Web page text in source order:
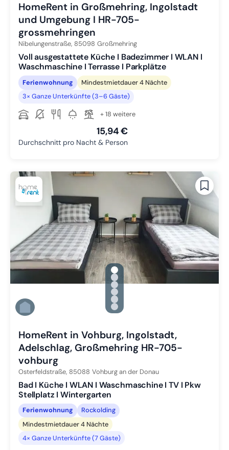
HomeRent in Großmehring, Ingolstadt
und Umgebung I HR-705-
grossmehringen
Nibelungenstraße, 85098 Großmehring
Voll ausgestattete Küche I Badezimmer I WLAN I
Waschmaschine I Terrasse I Parkplätze
Ferienwohnung
Mindestmietdauer 4 Nächte
3× Ganze Unterkünfte (3–6 Gäste)
+ 18 weitere
15,94 €
Durchschnitt pro Nacht & Person
gallery.slide_selector
Zu Slide 1 wechseln
Zu Slide 2 wechseln
Zu Slide 3 wechseln
Zu Slide 4 wechseln
Zu Slide 5 wechseln
Zu Slide 6 wechseln
HomeRent in Vohburg, Ingolstadt,
Adelschlag, Großmehring HR-705-
vohburg
Osterfeldstraße, 85088 Vohburg an der Donau
Bad I Küche I WLAN I Waschmaschine I TV I Pkw
Stellplatz I Wintergarten
Ferienwohnung
Rockolding
Mindestmietdauer 4 Nächte
4× Ganze Unterkünfte (7 Gäste)